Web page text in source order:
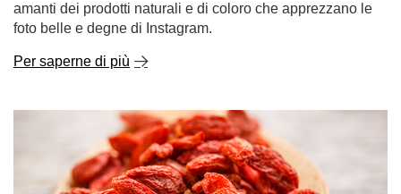
amanti dei prodotti naturali e di coloro che apprezzano le
foto belle e degne di Instagram.
Per saperne di più